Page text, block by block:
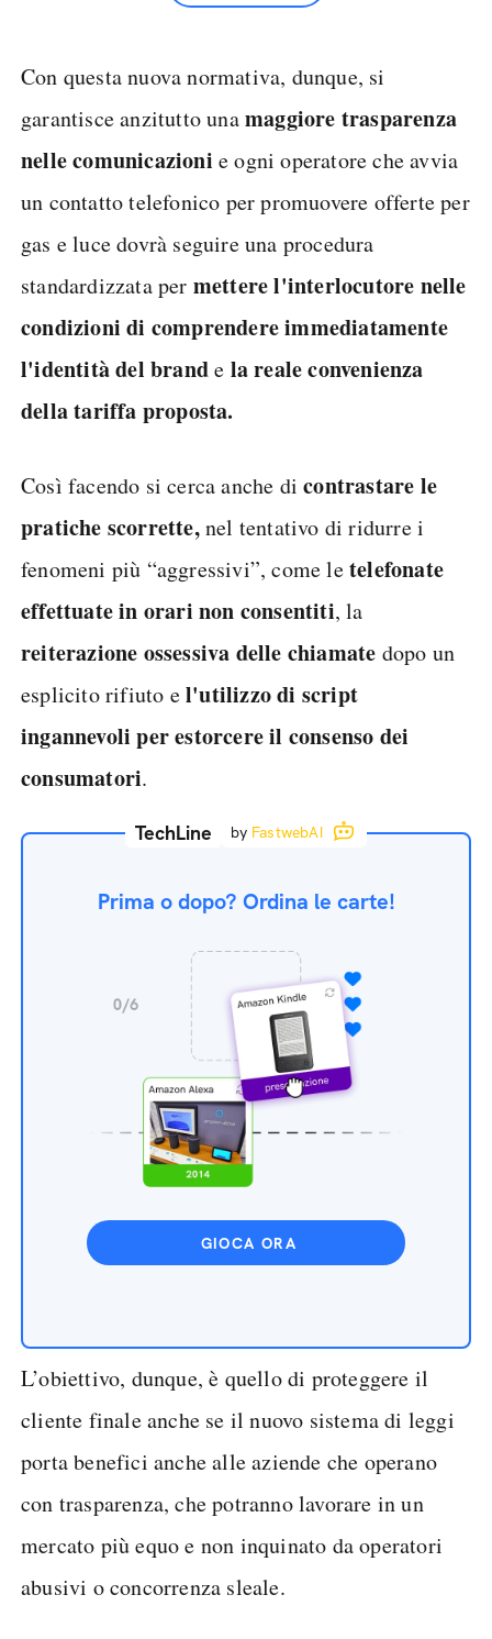
Con questa nuova normativa, dunque, si
garantisce anzitutto unamaggiore trasparenza
nelle comunicazioni e ogni operatore che avvia
un contatto telefonico per promuovere offerte per
gas e luce dovrà seguire una procedura
standardizzata per mettere l'interlocutore nelle
condizioni di comprendere immediatamente
l'identità del brande la reale convenienza
della tariffa proposta.
Così facendo si cerca anche dicontrastare le
pratiche scorrette,nel tentativo di ridurre i
fenomeni più “aggressivi”, come letelefonate
effettuate in orari non consentiti, la
reiterazione ossessiva delle chiamate dopo un
esplicito rifiuto el'utilizzo di script
ingannevoliper estorcere il consenso dei
consumatori.
TechLine by FastwebAI
Prima o dopo? Ordina le carte!
GIOCA ORA
L’obiettivo, dunque, è quello di proteggere il
cliente finale anche se il nuovo sistema di leggi
porta benefici anche alle aziende che operano
con trasparenza, che potranno lavorare in un
mercato più equo e non inquinato da operatori
abusivi o concorrenza sleale.